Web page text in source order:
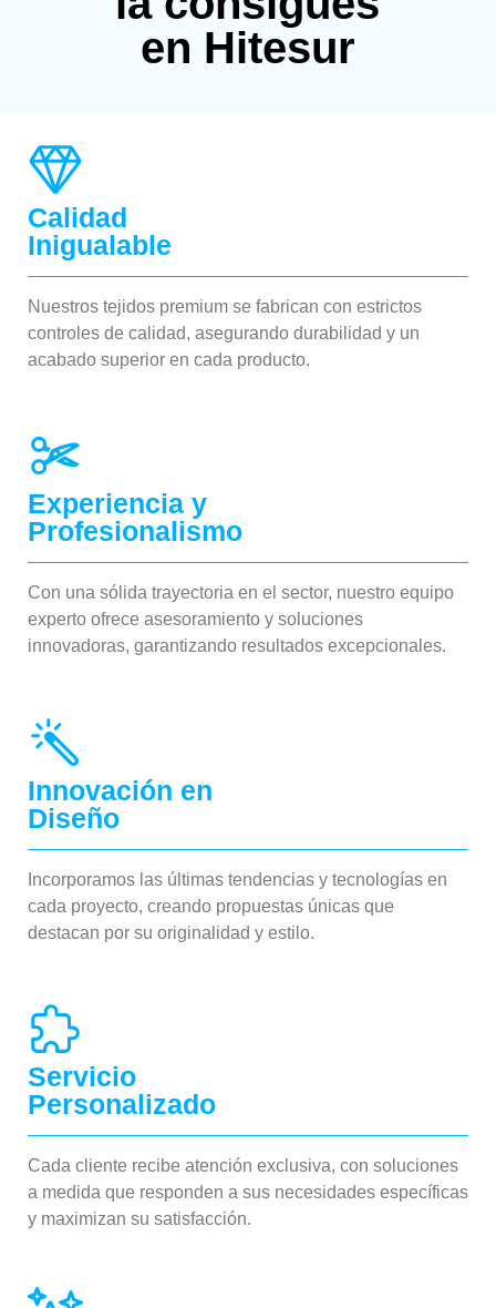
en Hitesur
Calidad
Inigualable
Nuestros tejidos premium se fabrican con estrictos
controles de calidad, asegurando durabilidad y un
acabado superior en cada producto.
Experiencia y
Profesionalismo
Con una sólida trayectoria en el sector, nuestro equipo
experto ofrece asesoramiento y soluciones
innovadoras, garantizando resultados excepcionales.
Innovación en
Diseño
Incorporamos las últimas tendencias y tecnologías en
cada proyecto, creando propuestas únicas que
destacan por su originalidad y estilo.
Servicio
Personalizado
Cada cliente recibe atención exclusiva, con soluciones
a medida que responden a sus necesidades específicas
y maximizan su satisfacción.